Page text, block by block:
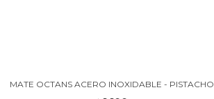
MATE OCTANS ACERO INOXIDABLE - PISTACHO